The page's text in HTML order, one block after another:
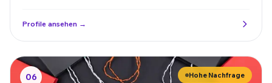
Profile ansehen →
06 Hohe Nachfrage